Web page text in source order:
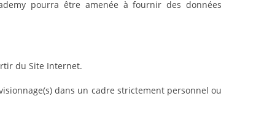
pourra être amenée à fournir des données
du Site Internet.
dans un cadre strictement personnel ou